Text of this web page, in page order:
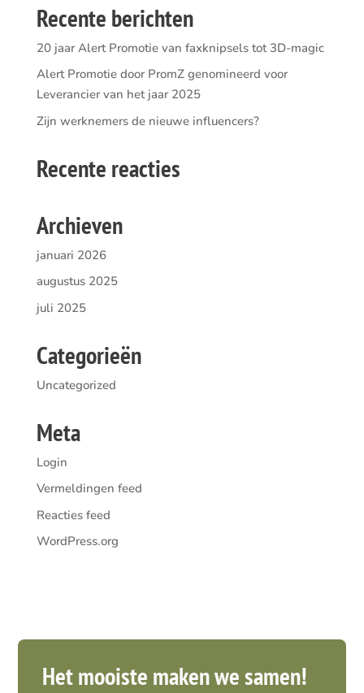
Recente berichten
20 jaar Alert Promotie van faxknipsels tot 3D-magic
Alert Promotie door PromZ genomineerd voor
Leverancier van het jaar 2025
Zijn werknemers de nieuwe influencers?
Recente reacties
Archieven
januari 2026
augustus 2025
juli 2025
Categorieën
Uncategorized
Meta
Login
Vermeldingen feed
Reacties feed
WordPress.org
Het mooiste maken we samen!